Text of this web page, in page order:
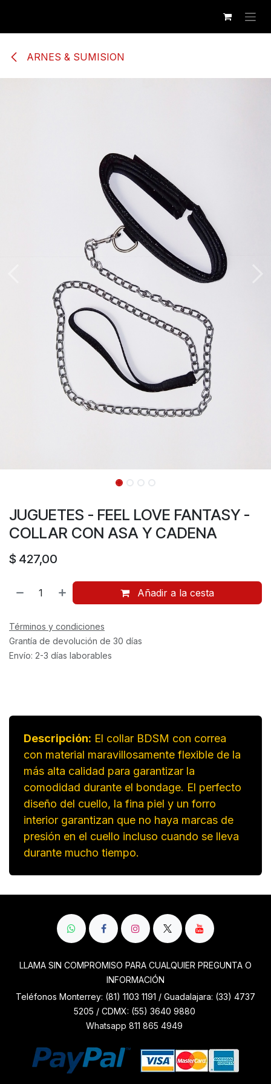
ARNES & SUMISION
JUGUETES - FEEL LOVE FANTASY -
COLLAR CON ASA Y CADENA
$ 427,00
Añadir a la cesta
Términos y condiciones
Grantía de devolución de 30 días
Envío: 2-3 días laborables
Descripción: El collar BDSM con correa
con material maravillosamente flexible de la
más alta calidad para garantizar la
comodidad durante el bondage. El perfecto
diseño del cuello, la fina piel y un forro
interior garantizan que no haya marcas de
presión en el cuello incluso cuando se lleva
durante mucho tiempo.
LLAMA SIN COMPROMISO PARA CUALQUIER PREGUNTA O
INFORMACIÓN
Teléfonos Monterrey: (81) 1103 1191 / Guadalajara: (33) 4737
5205 / CDMX: (55) 3640 9880
Whatsapp 811 865 4949